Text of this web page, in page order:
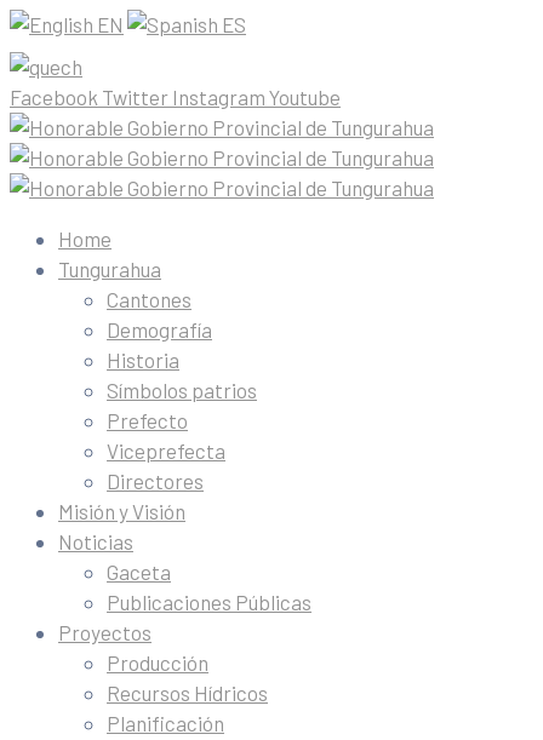
EN ES
Facebook Twitter Instagram Youtube
Home
Tungurahua
Cantones
Demografía
Historia
Símbolos patrios
Prefecto
Viceprefecta
Directores
Misión y Visión
Noticias
Gaceta
Publicaciones Públicas
Proyectos
Producción
Recursos Hídricos
Planificación